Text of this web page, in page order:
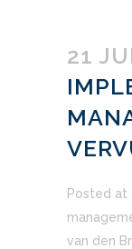
21
Posted at
van den